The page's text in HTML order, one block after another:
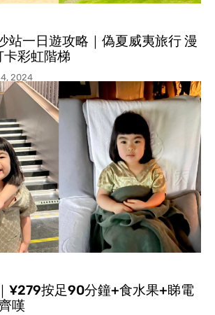
站一日遊攻略｜偽夏威夷旅行 漫
彩虹階梯
2024
¥279按足90分鐘+食水果+睇電
嘆